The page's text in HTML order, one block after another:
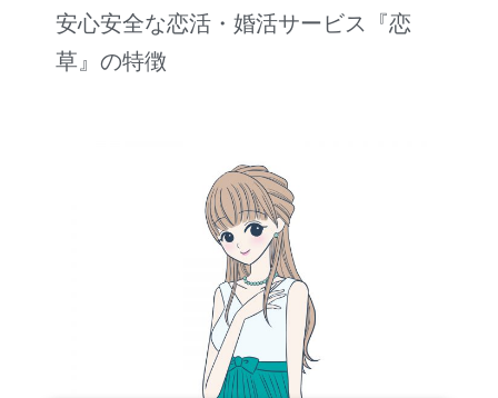
安心安全な恋活・婚活サービス『恋
草』の特徴